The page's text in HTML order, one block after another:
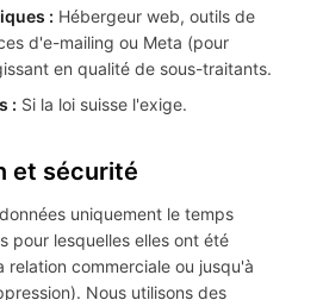
: Hébergeur web, outils de
d'e-mailing ou Meta (pour
en qualité de sous-traitants.
: Si la loi suisse l'exige.
et sécurité
uniquement le temps
pour lesquelles elles ont été
relation commerciale ou jusqu'à
Nous utilisons des